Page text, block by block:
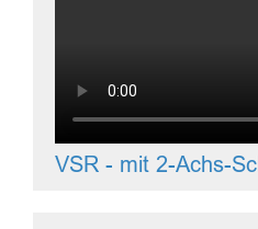
VSR - mit 2-Achs-